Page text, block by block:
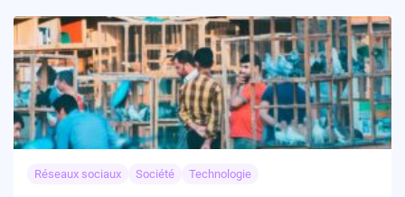
Réseaux sociaux Société Technologie